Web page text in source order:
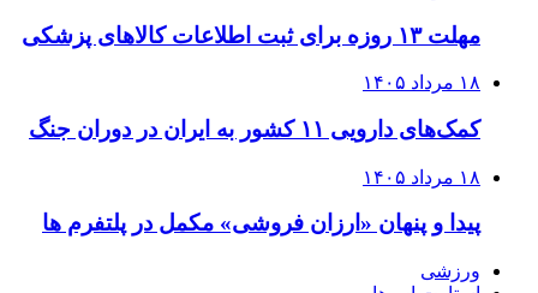
مهلت ۱۳ روزه برای ثبت اطلاعات کالاهای پزشکی
۱۸ مرداد ۱۴۰۵
کمک‌های دارویی ۱۱ کشور به ایران در دوران جنگ
۱۸ مرداد ۱۴۰۵
پیدا و پنهان «ارزان فروشی» مکمل در پلتفرم ها
ورزشی